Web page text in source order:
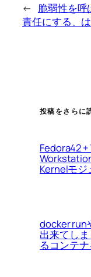
← 脆弱性を呼
責任にする、
投稿をさらに
Fedora42
Kernelモ
docker run
出来てし
るコンテ